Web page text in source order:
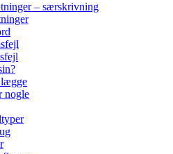
– særskrivning
nogle